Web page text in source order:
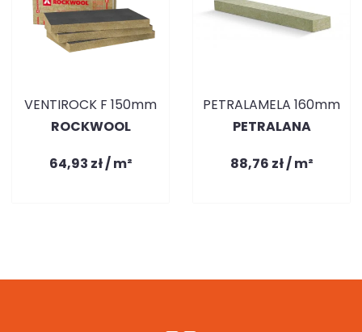
VENTIROCK F 150mm
ROCKWOOL
64,93 zł / m²
PETRALAMELA 160mm
PETRALANA
88,76 zł / m²